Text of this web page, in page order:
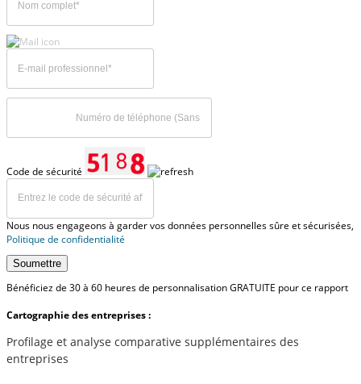
Code de sécurité
Nous nous engageons à garder vos données personnelles sûre et sécurisées,
Politique de confidentialité
Soumettre
Bénéficiez de 30 à 60 heures de personnalisation GRATUITE pour ce rapport
Cartographie des entreprises :
Profilage et analyse comparative supplémentaires des
entreprises